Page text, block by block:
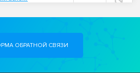
ОБРАТНОЙ СВЯЗИ